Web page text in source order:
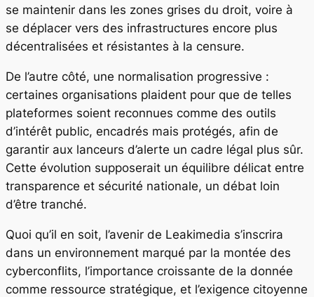
se maintenir dans les zones grises du droit, voire à
se déplacer vers des infrastructures encore plus
décentralisées et résistantes à la censure.
De l’autre côté, une normalisation progressive :
certaines organisations plaident pour que de telles
plateformes soient reconnues comme des outils
d’intérêt public, encadrés mais protégés, afin de
garantir aux lanceurs d’alerte un cadre légal plus sûr.
Cette évolution supposerait un équilibre délicat entre
transparence et sécurité nationale, un débat loin
d’être tranché.
Quoi qu’il en soit, l’avenir de Leakimedia s’inscrira
dans un environnement marqué par la montée des
cyberconflits, l’importance croissante de la donnée
comme ressource stratégique, et l’exigence citoyenne